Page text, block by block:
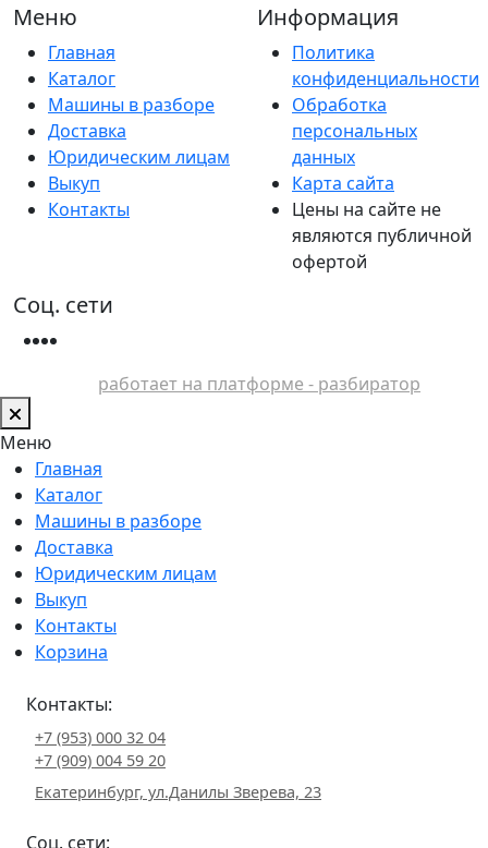
Меню
Главная
Каталог
Машины в разборе
Доставка
Юридическим лицам
Выкуп
Контакты
Информация
Политика
конфиденциальности
Обработка
персональных
данных
Карта сайта
Цены на сайте не
являются публичной
офертой
Соц. сети
работает на платформе - разбиратор
Меню
Главная
Каталог
Машины в разборе
Доставка
Юридическим лицам
Выкуп
Контакты
Корзина
Контакты:
+7 (953) 000 32 04
+7 (909) 004 59 20
Екатеринбург, ул.Данилы Зверева, 23
Соц. сети: